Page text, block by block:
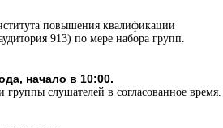
повышения квалификации
913) по мере набора групп.
начало в 10:00.
слушателей в согласованное время.